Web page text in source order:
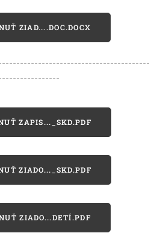
ZIAD....DOC.DOCX
ZAPIS..._SKD.PDF
ZIADO..._SKD.PDF
ZIADO...DETÍ.PDF